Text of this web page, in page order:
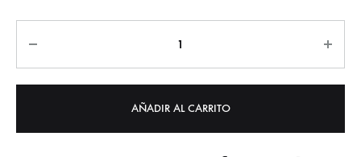
AÑADIR AL CARRITO